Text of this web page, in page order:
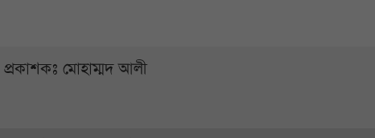
মোহাম্মদ আলী